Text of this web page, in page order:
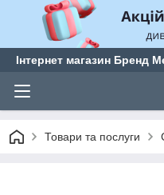
Інтернет магазин Бренд
Товари та послуги